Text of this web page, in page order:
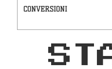
CONVERSIONI